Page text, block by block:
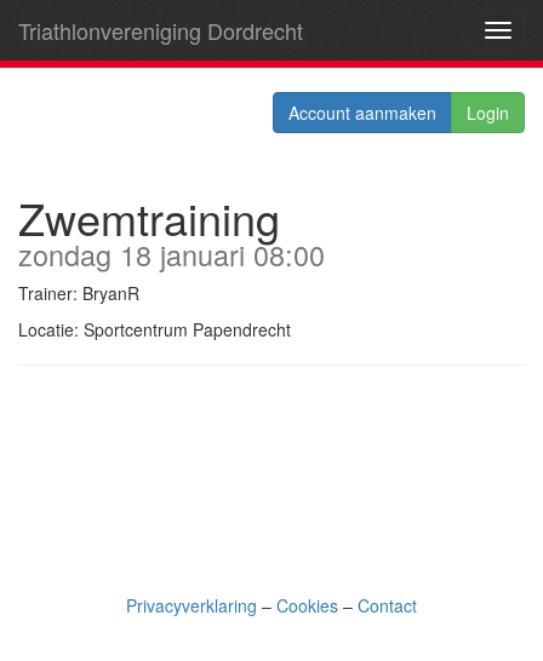
Triathlonvereniging Dordrecht
Account aanmaken Login
Zwemtraining
zondag 18 januari 08:00
Trainer: BryanR
Locatie: Sportcentrum Papendrecht
Privacyverklaring – Cookies – Contact